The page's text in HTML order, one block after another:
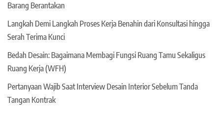
Barang Berantakan
Langkah Demi Langkah Proses Kerja Benahin dari Konsultasi hingga
Serah Terima Kunci
Bedah Desain: Bagaimana Membagi Fungsi Ruang Tamu Sekaligus
Ruang Kerja (WFH)
Pertanyaan Wajib Saat Interview Desain Interior Sebelum Tanda
Tangan Kontrak